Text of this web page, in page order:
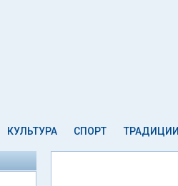
КУЛЬТУРА СПОРТ ТРАДИЦИИ